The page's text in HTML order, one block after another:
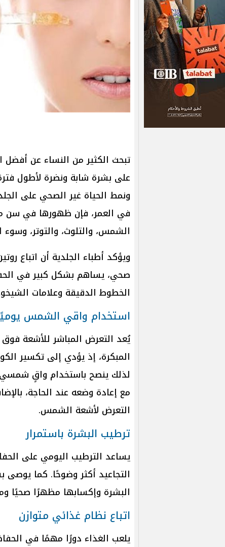
تبحث الكثير من النساء عن أفضل
على بشرة شابة ونضرة لأطول فترة
ونمط الحياة غير الصحي على
في العمر، فإن ظهورها في سن
الشمس، والتلوث، والتوتر، وسوء
ويؤكد أطباء الجلدية أن اتباع
صحي، يساهم بشكل كبير في
الخطوط الدقيقة وعلامات
استخدام واقي الشمس
يُعد التعرض المباشر للأشعة
المبكرة، إذ يؤدي إلى تكسير
مع إعادة وضعه عند الحاجة،
التعرض لأشعة الشمس.
ترطيب البشرة باستمرار
يساعد الترطيب اليومي على
التجاعيد أكثر وضوحًا. كما
البشرة وإكسابها مظهرًا صحيًا
اتباع نظام غذائي متوازن
يلعب الغذاء دورًا مهمًا في